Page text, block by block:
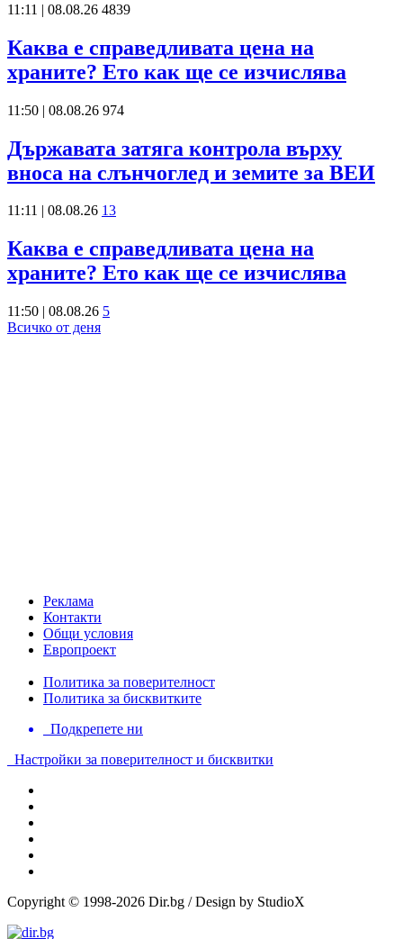
11:11 | 08.08.26 4839
Каква е справедливата цена на
храните? Ето как ще се изчислява
11:50 | 08.08.26 974
Държавата затяга контрола върху
вноса на слънчоглед и земите за ВЕИ
11:11 | 08.08.26 13
Каква е справедливата цена на
храните? Ето как ще се изчислява
11:50 | 08.08.26 5
Всичко от деня
Реклама
Контакти
Общи условия
Европроект
Политика за поверителност
Политика за бисквитките
Подкрепете ни
Настройки за поверителност и бисквитки
Copyright © 1998-2026 Dir.bg / Design by StudioX